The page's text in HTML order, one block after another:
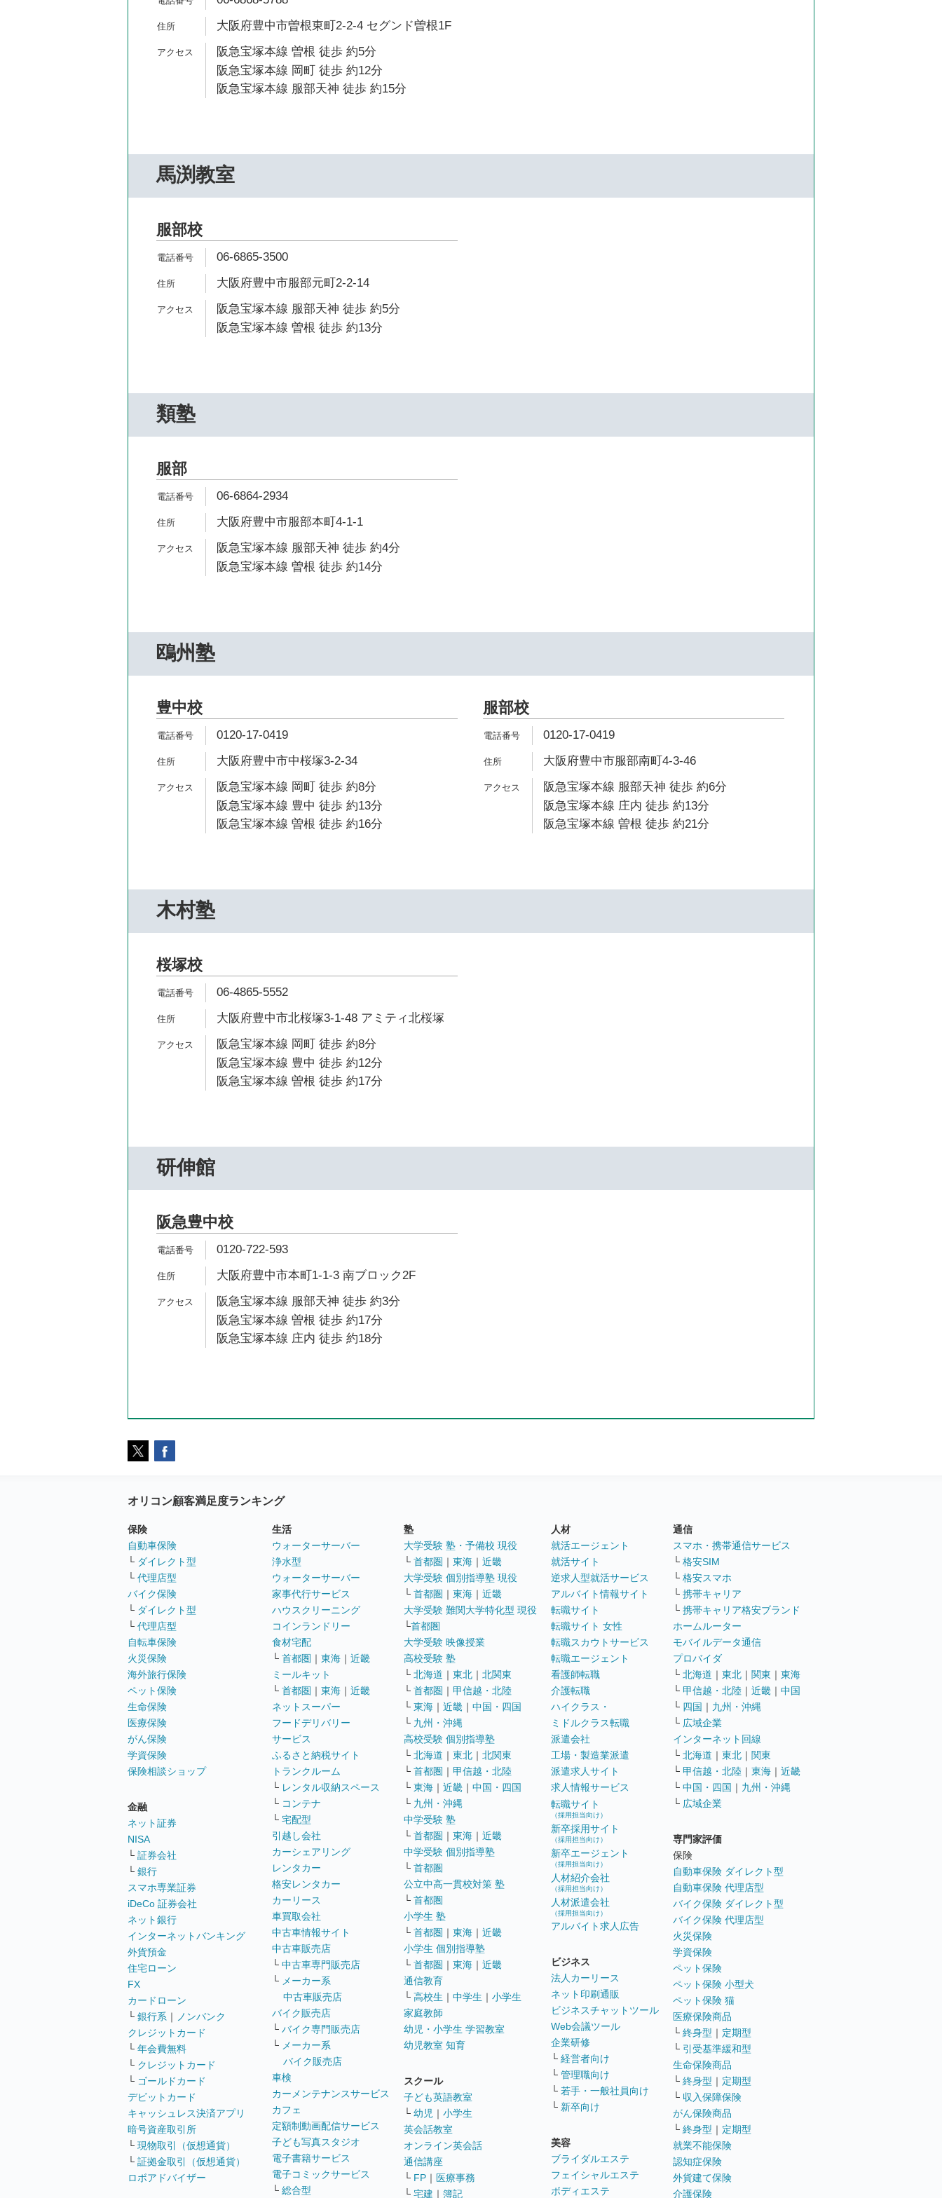
大阪府豊中市曽根東町2-2-4 セグンド曽根1F
阪急宝塚本線 曽根 徒歩 約5分
阪急宝塚本線 岡町 徒歩 約12分
阪急宝塚本線 服部天神 徒歩 約15分
馬渕教室
服部校
06-6865-3500
大阪府豊中市服部元町2-2-14
阪急宝塚本線 服部天神 徒歩 約5分
阪急宝塚本線 曽根 徒歩 約13分
類塾
服部
06-6864-2934
大阪府豊中市服部本町4-1-1
阪急宝塚本線 服部天神 徒歩 約4分
阪急宝塚本線 曽根 徒歩 約14分
鴎州塾
豊中校
0120-17-0419
大阪府豊中市中桜塚3-2-34
阪急宝塚本線 岡町 徒歩 約8分
阪急宝塚本線 豊中 徒歩 約13分
阪急宝塚本線 曽根 徒歩 約16分
服部校
0120-17-0419
大阪府豊中市服部南町4-3-46
阪急宝塚本線 服部天神 徒歩 約6分
阪急宝塚本線 庄内 徒歩 約13分
阪急宝塚本線 曽根 徒歩 約21分
木村塾
桜塚校
06-4865-5552
大阪府豊中市北桜塚3-1-48 アミティ北桜塚
阪急宝塚本線 岡町 徒歩 約8分
阪急宝塚本線 豊中 徒歩 約12分
阪急宝塚本線 曽根 徒歩 約17分
研伸館
阪急豊中校
0120-722-593
大阪府豊中市本町1-1-3 南ブロック2F
阪急宝塚本線 服部天神 徒歩 約3分
阪急宝塚本線 曽根 徒歩 約17分
阪急宝塚本線 庄内 徒歩 約18分
オリコン顧客満足度ランキング
保険
自動車保険
└ ダイレクト型
└ 代理店型
バイク保険
└ ダイレクト型
└ 代理店型
自転車保険
火災保険
海外旅行保険
ペット保険
生命保険
医療保険
がん保険
学資保険
保険相談ショップ
金融
ネット証券
NISA
└ 証券会社
└ 銀行
スマホ専業証券
iDeCo 証券会社
ネット銀行
インターネットバンキング
外貨預金
住宅ローン
FX
カードローン
└ 銀行系 ｜
ノンバンク
クレジットカード
└ 年会費無料
└ クレジットカード
└ ゴールドカード
デビットカード
キャッシュレス決済アプリ
暗号資産取引所
└ 現物取引（仮想通貨）
└ 証拠金取引（仮想通貨）
ロボアドバイザー
生活
ウォーターサーバー
浄水型
ウォーターサーバー
家事代行サービス
ハウスクリーニング
コインランドリー
食材宅配
└ 首都圏 ｜ 東海 ｜ 近畿
ミールキット
└ 首都圏 ｜ 東海 ｜ 近畿
ネットスーパー
フードデリバリー
サービス
ふるさと納税サイト
トランクルーム
└ レンタル収納スペース
└ コンテナ
└ 宅配型
引越し会社
カーシェアリング
レンタカー
格安レンタカー
カーリース
車買取会社
中古車情報サイト
中古車販売店
└ 中古車専門販売店
└ メーカー系
中古車販売店
バイク販売店
└ バイク専門販売店
└ メーカー系
バイク販売店
車検
カーメンテナンスサービス
カフェ
定額制動画配信サービス
子ども写真スタジオ
電子書籍サービス
電子コミックサービス
└ 総合型
塾
大学受験 塾・予備校 現役
└ 首都圏 ｜ 東海 ｜ 近畿
大学受験 個別指導塾 現役
└ 首都圏 ｜ 東海 ｜ 近畿
大学受験 難関大学特化型 現役
└首都圏
大学受験 映像授業
高校受験 塾
└ 北海道 ｜ 東北 ｜ 北関東
└ 首都圏 ｜ 甲信越・北陸
└ 東海 ｜ 近畿 ｜ 中国・四国
└ 九州・沖縄
高校受験 個別指導塾
└ 北海道 ｜ 東北 ｜ 北関東
└ 首都圏 ｜ 甲信越・北陸
└ 東海 ｜ 近畿 ｜ 中国・四国
└ 九州・沖縄
中学受験 塾
└ 首都圏 ｜ 東海 ｜ 近畿
中学受験 個別指導塾
└ 首都圏
公立中高一貫校対策 塾
└ 首都圏
小学生 塾
└ 首都圏 ｜ 東海 ｜ 近畿
小学生 個別指導塾
└ 首都圏 ｜ 東海 ｜ 近畿
通信教育
└ 高校生 ｜ 中学生 ｜ 小学生
家庭教師
幼児・小学生 学習教室
幼児教室 知育
スクール
子ども英語教室
└ 幼児 ｜ 小学生
英会話教室
オンライン英会話
通信講座
└ FP ｜ 医療事務
└ 宅建 ｜ 簿記
人材
就活エージェント
就活サイト
逆求人型就活サービス
アルバイト情報サイト
転職サイト
転職サイト 女性
転職スカウトサービス
転職エージェント
看護師転職
介護転職
ハイクラス・
ミドルクラス転職
派遣会社
工場・製造業派遣
派遣求人サイト
求人情報サービス
転職サイト
（採用担当向け）
新卒採用サイト
（採用担当向け）
新卒エージェント
（採用担当向け）
人材紹介会社
（採用担当向け）
人材派遣会社
（採用担当向け）
アルバイト求人広告
ビジネス
法人カーリース
ネット印刷通販
ビジネスチャットツール
Web会議ツール
企業研修
└ 経営者向け
└ 管理職向け
└ 若手・一般社員向け
└ 新卒向け
美容
ブライダルエステ
フェイシャルエステ
ボディエステ
通信
スマホ・携帯通信サービス
└ 格安SIM
└ 格安スマホ
└ 携帯キャリア
└ 携帯キャリア格安ブランド
ホームルーター
モバイルデータ通信
プロバイダ
└ 北海道 ｜ 東北 ｜ 関東 ｜ 東海
└ 甲信越・北陸 ｜ 近畿 ｜ 中国
└ 四国 ｜ 九州・沖縄
└ 広域企業
インターネット回線
└ 北海道 ｜ 東北 ｜ 関東
└ 甲信越・北陸 ｜ 東海 ｜ 近畿
└ 中国・四国 ｜ 九州・沖縄
└ 広域企業
専門家評価
保険
自動車保険 ダイレクト型
自動車保険 代理店型
バイク保険 ダイレクト型
バイク保険 代理店型
火災保険
学資保険
ペット保険
ペット保険 小型犬
ペット保険 猫
医療保険商品
└ 終身型 ｜ 定期型
└ 引受基準緩和型
生命保険商品
└ 終身型 ｜ 定期型
└ 収入保障保険
がん保険商品
└ 終身型 ｜ 定期型
就業不能保険
認知症保険
外貨建て保険
介護保険